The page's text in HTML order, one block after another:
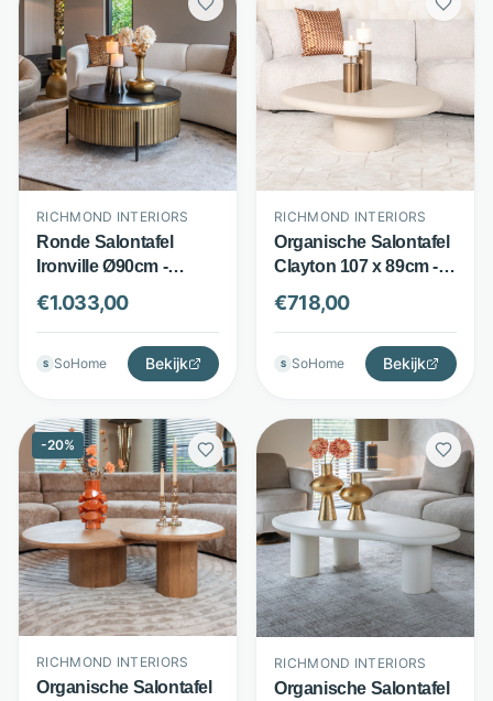
RICHMOND INTERIORS
Ronde Salontafel
Ironville Ø90cm -
Marmer & gelakt hout -
Goud/Zwart -
Richmond Interiors
€1.033,00
S SoHome Bekijk
RICHMOND INTERIORS
Organische Salontafel
Clayton 107 x 89cm -
MDF met eco plaster -
Centrale poot - Beige -
Richmond Interiors
€718,00
S SoHome Bekijk
-20%
RICHMOND INTERIORS
Organische Salontafel
RICHMOND INTERIORS
Organische Salontafel